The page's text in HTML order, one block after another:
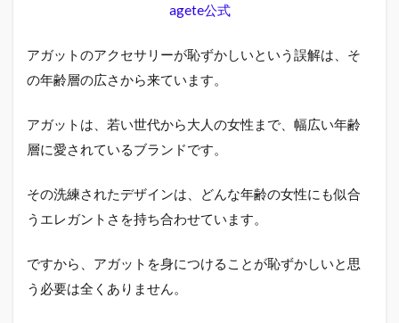
1.2
ブラ
ンド
の幅
広い
ピア
agete公式
アガットのアクセサリーが恥ずかしいという誤解は、そ
の年齢層の広さから来ています。
アガットは、若い世代から大人の女性まで、幅広い年齢
層に愛されているブランドです。
その洗練されたデザインは、どんな年齢の女性にも似合
うエレガントさを持ち合わせています。
ですから、アガットを身につけることが恥ずかしいと思
う必要は全くありません。